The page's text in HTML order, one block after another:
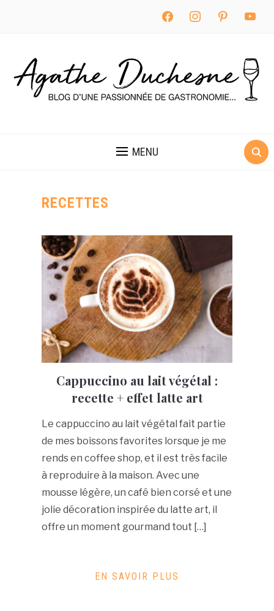
facebook instagram pinterest youtube
MENU
RECETTES
Cappuccino au lait végétal :
recette + effet latte art
Le cappuccino au lait végétal fait partie
de mes boissons favorites lorsque je me
rends en coffee shop, et il est très facile
à reproduire à la maison. Avec une
mousse légère, un café bien corsé et une
jolie décoration inspirée du latte art, il
offre un moment gourmand tout […]
EN SAVOIR PLUS